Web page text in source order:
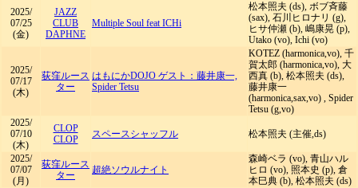
2025/
07/25
(金)
JAZZ
CLUB
DAPHNE
Multiple Soul feat ICHi
松本照夫 (ds), ボブ斉藤
(sax), 石川ヒロナリ (g),
ヒサ仲瀬 (b), 嶋康晃 (p),
Utako (vo), Ichi (vo)
2025/
07/17
(木)
荻窪ルース
ター
はもにかDOJO ゲスト：藤井康一,
Spider Tetsu
KOTEZ (harmonica,vo), 千
賀太郎 (harmonica,vo), 大
西真 (b), 松本照夫 (ds),
藤井康一
(harmonica,sax,vo) , Spider
Tetsu (g,vo)
2025/
07/10
(木)
CLOP
CLOP
スペースシャッフル 松本照夫 (主催,ds)
2025/
07/07
(月)
荻窪ルース
ター
超絶ソウルナイト
森崎ベラ (vo), 青山ハル
ヒロ (vo), 照本史 (p), 倉
本巳典 (b), 松本照夫 (ds)